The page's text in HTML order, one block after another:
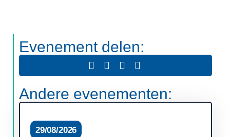
Evenement delen:
Andere evenementen:
29/08/2026